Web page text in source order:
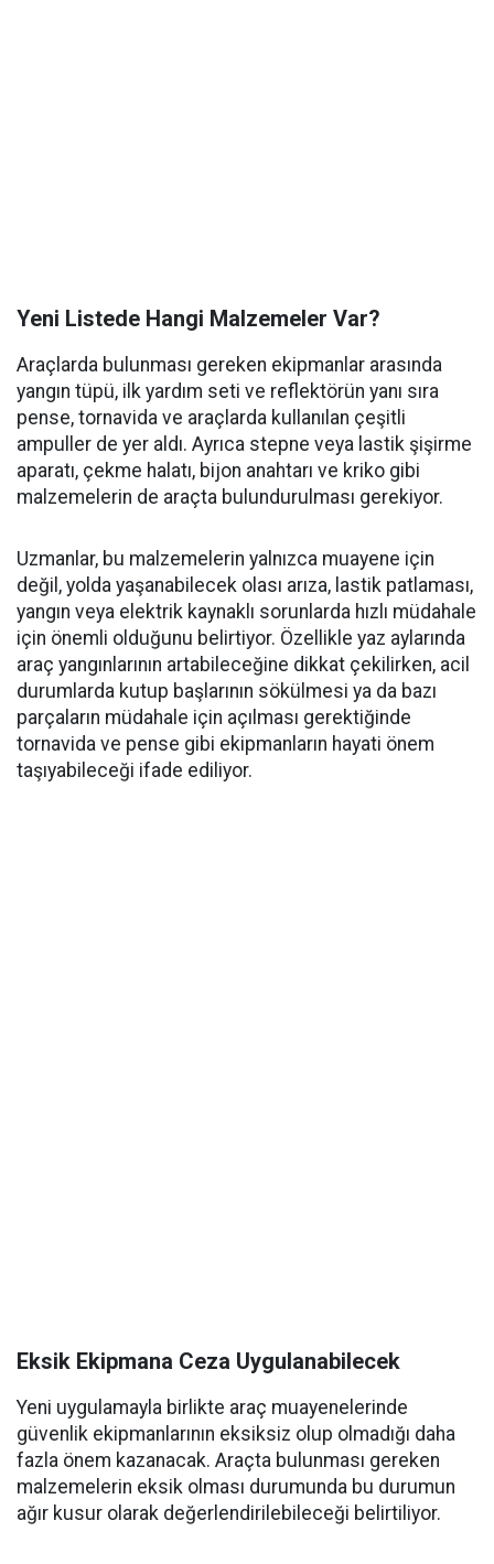
Yeni Listede Hangi Malzemeler Var?
Araçlarda bulunması gereken ekipmanlar arasında
yangın tüpü, ilk yardım seti ve reflektörün yanı sıra
pense, tornavida ve araçlarda kullanılan çeşitli
ampuller de yer aldı. Ayrıca stepne veya lastik şişirme
aparatı, çekme halatı, bijon anahtarı ve kriko gibi
malzemelerin de araçta bulundurulması gerekiyor.
Uzmanlar, bu malzemelerin yalnızca muayene için
değil, yolda yaşanabilecek olası arıza, lastik patlaması,
yangın veya elektrik kaynaklı sorunlarda hızlı müdahale
için önemli olduğunu belirtiyor. Özellikle yaz aylarında
araç yangınlarının artabileceğine dikkat çekilirken, acil
durumlarda kutup başlarının sökülmesi ya da bazı
parçaların müdahale için açılması gerektiğinde
tornavida ve pense gibi ekipmanların hayati önem
taşıyabileceği ifade ediliyor.
Eksik Ekipmana Ceza Uygulanabilecek
Yeni uygulamayla birlikte araç muayenelerinde
güvenlik ekipmanlarının eksiksiz olup olmadığı daha
fazla önem kazanacak. Araçta bulunması gereken
malzemelerin eksik olması durumunda bu durumun
ağır kusur olarak değerlendirilebileceği belirtiliyor.